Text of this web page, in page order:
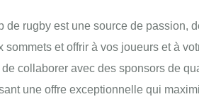
de rugby est une source de passion,
sommets et offrir à vos joueurs et à
collaborer avec des sponsors de
une offre exceptionnelle qui